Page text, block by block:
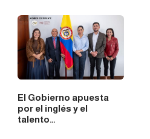
El Gobierno apuesta
por el inglés y el
talento…